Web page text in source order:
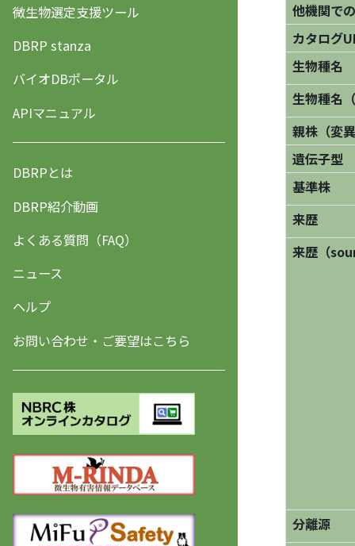
微生物選定支援ツール
DBRP stanza
バイオDBポータル
APIマニュアル
DBRPとは
DBRP紹介動画
よくある質問（FAQ）
ニュース
ヘルプ
お問い合わせ・ご要望はこちら
他機関で
カタログ
生物種名
生物種名
親株（変
遺伝子型
基準株
来歴
来歴（
分離源